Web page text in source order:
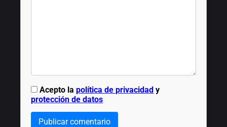
Acepto lapolítica de privacidad y
protección de datos
Publicar comentario